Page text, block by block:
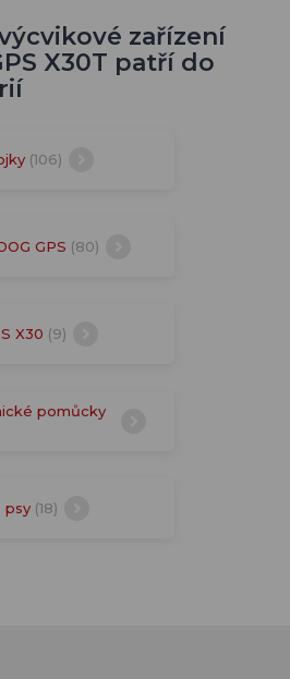
zařízení
X30T patří do
(106)
GPS (80)
X30 (9)
pomůcky
psy (18)